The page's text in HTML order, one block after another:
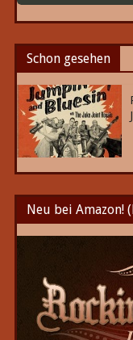
Schon gesehen
Neu bei Amazon!